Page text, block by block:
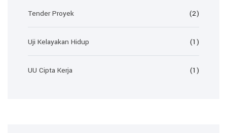
Tender Proyek (2)
Uji Kelayakan Hidup (1)
UU Cipta Kerja (1)